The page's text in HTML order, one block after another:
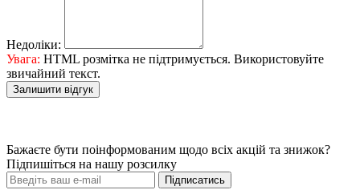
Недоліки:
Увага: HTML розмітка не підтримується. Використовуйте
звичайний текст.
Залишити відгук
Бажаєте бути поінформованим щодо всіх акцій та знижок?
Підпишіться на нашу розсилку
Підписатись